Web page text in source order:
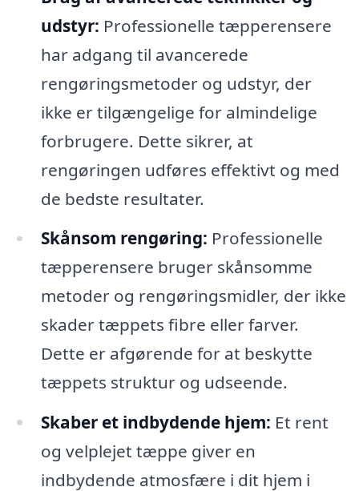
udstyr: Professionelle tæpperensere
har adgang til avancerede
rengøringsmetoder og udstyr, der
ikke er tilgængelige for almindelige
forbrugere. Dette sikrer, at
rengøringen udføres effektivt og med
de bedste resultater.
Skånsom rengøring: Professionelle
tæpperensere bruger skånsomme
metoder og rengøringsmidler, der ikke
skader tæppets fibre eller farver.
Dette er afgørende for at beskytte
tæppets struktur og udseende.
Skaber et indbydende hjem: Et rent
og velplejet tæppe giver en
indbydende atmosfære i dit hjem i